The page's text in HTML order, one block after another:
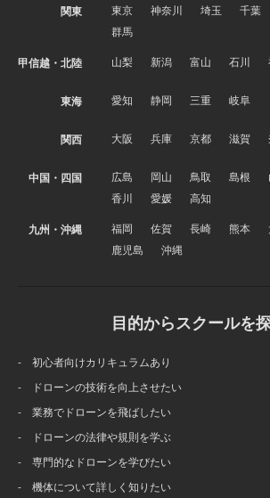
関東 東京 神奈川 埼玉 千葉
群馬
甲信越・北陸 山梨 新潟 富山 石川
東海 愛知 静岡 三重 岐阜
関西 大阪 兵庫 京都 滋賀
中国・四国 広島 岡山 鳥取 島根
香川
愛媛 高知
九州・沖縄 福岡 佐賀 長崎 熊本
鹿児島
沖縄
目的からスクールを
- 初心者向けカリキュラムあり
- ドローンの技術を向上させたい
- 業務でドローンを飛ばしたい
- ドローンの法律や規則を学ぶ
- 専門的なドローンを学びたい
- 機体について詳しく知りたい